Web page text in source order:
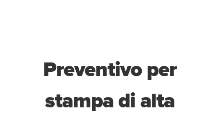
Preventivo per
stampa di alta